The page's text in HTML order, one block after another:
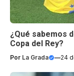
¿Qué sabemos
Copa del Rey?
Por La Grada —24